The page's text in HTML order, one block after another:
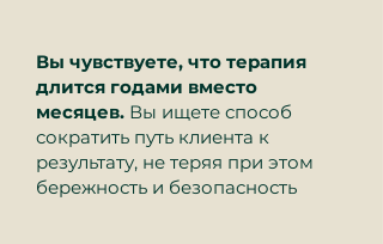
Вы чувствуете, что терапия
длится годами вместо
месяцев. Вы ищете способ
сократить путь клиента к
результату, не теряя при этом
бережность и безопасность